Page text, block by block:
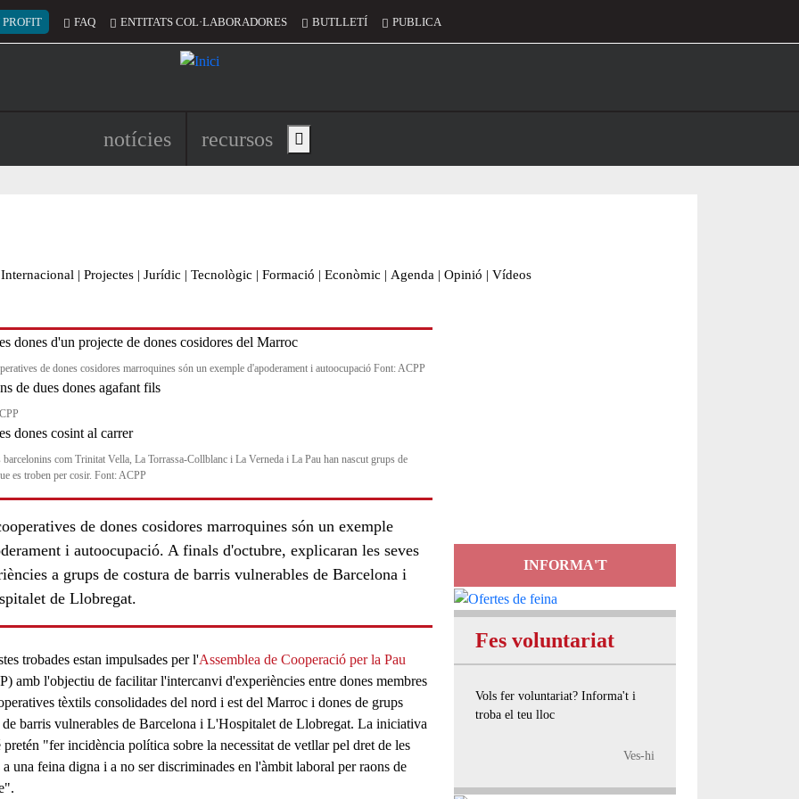
del compte d'usuari
PROFIT FAQ ENTITATS COL·LABORADORES BUTLLETÍ PUBLICA
Navegació principal de l'encapçalament
notícies recursos Show main menu
Internacional | Projectes | Jurídic | Tecnològic | Formació | Econòmic | Agenda | Opinió | Vídeos
de dones cosidores marroquines són un exemple d'apoderament i autoocupació Font: ACPP
com Trinitat Vella, La Torrassa-Collblanc i La Verneda i La Pau han nascut grups de
es troben per cosir. Font: ACPP
de dones cosidores marroquines són un exemple
i autoocupació. A finals d'octubre, explicaran les seves
a grups de costura de barris vulnerables de Barcelona i
de Llobregat.
trobades estan impulsades per l'Assemblea de Cooperació per la Pau
amb l'objectiu de facilitar l'intercanvi d'experiènciesentre dones membres
tèxtils consolidadesdel nord i est del Marroc i dones de grups
barris vulnerablesde Barcelona i L'Hospitalet de Llobregat. La iniciativa
pretén "ferincidència política sobre la necessitat de vetllar pel dret de les
a una feina digna i a no ser discriminades en l'àmbit laboral per raons de
INFORMA'T
Fes voluntariat
Vols fer voluntariat? Informa't i
troba el teu lloc
Ves-hi